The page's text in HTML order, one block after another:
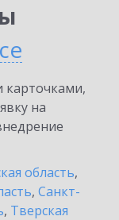
на
область,
, Санкт-
, Тверская